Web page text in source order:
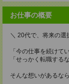
お仕事の概要
＼ 20代で、将来の選
「今の仕事を続けて
「せっかく転職する
そんな想いがあるな